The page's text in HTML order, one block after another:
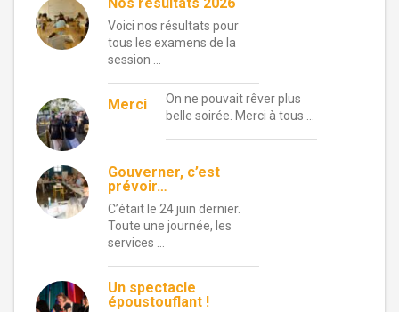
Voici nos résultats pour
tous les examens de la
session …
Merci
On ne pouvait rêver plus
belle soirée. Merci à tous …
Gouverner, c’est
prévoir…
C’était le 24 juin dernier.
Toute une journée, les
services …
Un spectacle
époustouflant !